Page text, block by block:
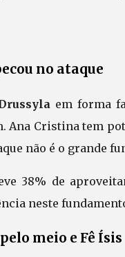
no ataque
em forma
Ana Cristina tem
não é o grande
38% de
neste
meio e Fê Ísis